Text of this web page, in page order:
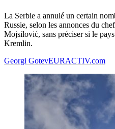
La Serbie a annulé un certain
Russie, selon les annonces du
Mojsilović, sans préciser si le
Kremlin.
Georgi GotevEURACTIV.com